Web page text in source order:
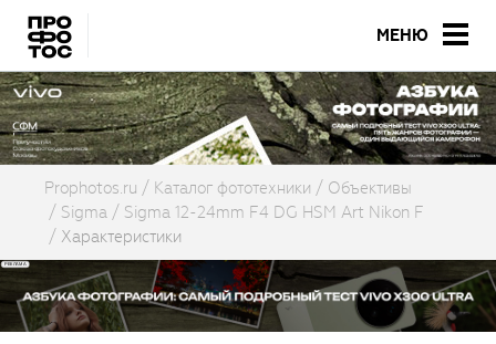
МЕНЮ
Prophotos.ru Каталог фототехники
Объективы
Sigma
Sigma 12-24mm F4 DG HSM Art Nikon F
Характеристики